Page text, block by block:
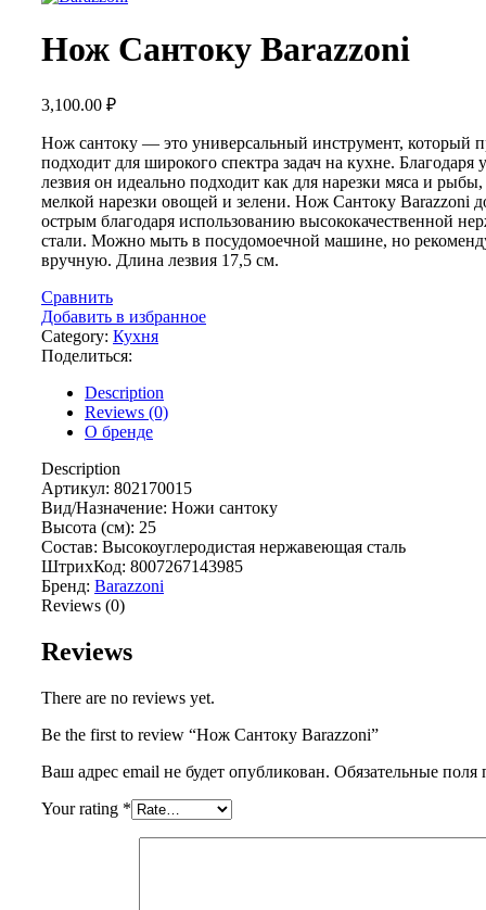
Нож Сантоку Barazzoni
3,100.00 ₽
Нож сантоку — это универсальный инструмент, который
подходит для широкого спектра задач на кухне. Благодаря
лезвия он идеально подходит как для нарезки мяса и рыбы,
мелкой нарезки овощей и зелени. Нож Сантоку Barazzoni
острым благодаря использованию высококачественной
стали. Можно мыть в посудомоечной машине, но
вручную. Длина лезвия 17,5 см.
Сравнить
Добавить в избранное
Category: Кухня
Поделиться:
Description
Reviews (0)
О бренде
Description
Артикул: 802170015
Вид/Назначение: Ножи сантоку
Высота (см): 25
Состав: Высокоуглеродистая нержавеющая сталь
ШтрихКод: 8007267143985
Бренд: Barazzoni
Reviews (0)
Reviews
There are no reviews yet.
Be the first to review “Нож Сантоку Barazzoni”
Ваш адрес email не будет опубликован. Обязательные
Your rating *